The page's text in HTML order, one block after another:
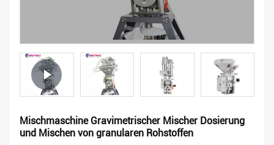
Mischmaschine Gravimetrischer Mischer Dosierung
und Mischen von granularen Rohstoffen